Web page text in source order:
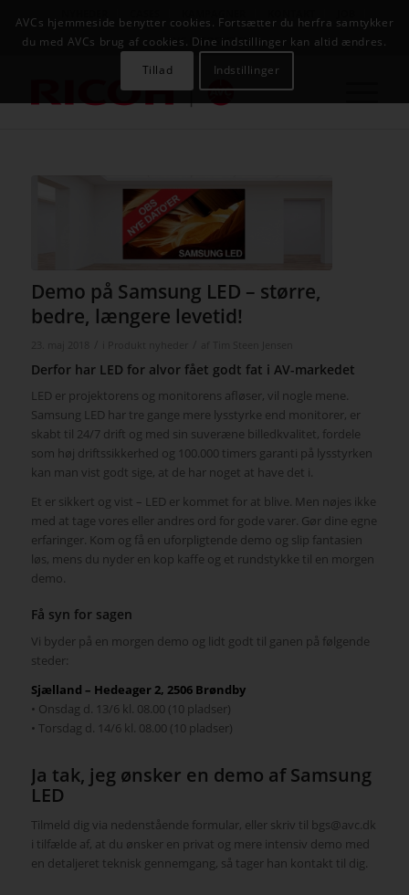
AVC INFOSYSTEM
Demo på Samsung LED – større,
bedre, længere levetid!
Derfor har LED for alvor fået godt fat i AV-markedet
LED er projektorens og monitorens afløser, vil nogle mene.
Samsung LED har tre gange mere lysstyrke end monitorer, er
skabt til 24/7 drift og med sin suveræne billedkvalitet, fordele
som høj driftssikkerhed og 100.000 timers garanti på lysstyrken
kan man vist godt sige, at de har noget at have det i.
Et er sikkert og vist – LED er kommet for at blive. Men nøjes ikke
med at tage vores eller andres ord for gode varer. Gør dine egne
erfaringer. Kom og få en uforpligtende demo og slip fantasien
løs, mens du nyder en kop kaffe og et rundstykke til en morgen
demo.
Få syn for sagen
Vi byder på en morgen demo og lidt godt til ganen på følgende
steder:
Sjælland – Hedeager 2, 2506 Brøndby
• Onsdag d. 13/6 kl. 08.00 (10 pladser)
• Torsdag d. 14/6 kl. 08.00 (10 pladser)
Ja tak, jeg ønsker en demo af Samsung
LED
Tilmeld dig via nedenstående formular, eller skriv til bgs@avc.dk
i tilfælde af, at du ønsker en privat og mere intensiv demo med
en detaljeret teknisk gennemgang, så tager han kontakt til dig.
AVCs hjemmeside benytter cookies. Fortsætter du herfra samtykker
du med AVCs brug af cookies. Dine indstillinger kan altid ændres.
Tillad
Indstillinger